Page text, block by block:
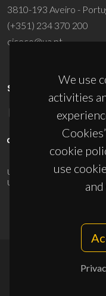
We use
activities
cookie
use
3810-193 Aveiro -
(+351) 234 370 200
ciceco@ua.pt
SPONSORS
UID/PRR/50011/2025(DOI:
UID/PRR2/50011/2025
(DOI: